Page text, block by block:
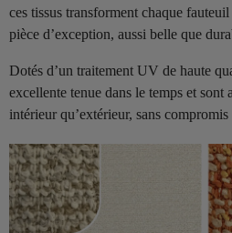
ces tissus transforment chaque
pièce d’exception, aussi belle que
Dotés d’un traitement UV de haute
excellente tenue dans le temps et sont
intérieur qu’extérieur, sans